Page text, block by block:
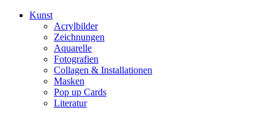
Kunst
Acrylbilder
Zeichnungen
Aquarelle
Fotografien
Collagen & Installationen
Masken
Pop up Cards
Literatur